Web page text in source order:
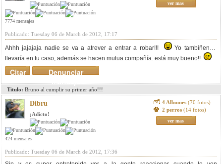
7774 mensajes
ver mas
Publicado: Tuesday 06 de March de 2012, 17:17
Ahhh jajajaja nadie se va a atrever a entrar a robar!!!
Yo tambiñen lo
llevaría en tu caso, además se hacen mutua compañía. está muy bueno!!
Denunciar
mensaje
Citar
Titulo: Bruno al cumplir su primer año!!!
Dibru
¡Adicto!
424 mensajes
4 Albumes (70 fotos)
2 perros (14 fotos)
ver mas
Publicado: Tuesday 06 de March de 2012, 17:36